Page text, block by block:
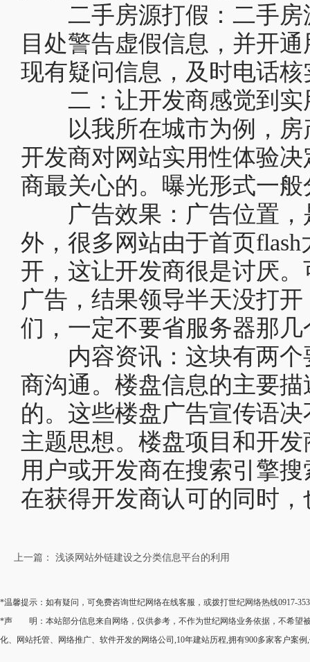
二手房源打假：二手房
目处警告虚假信息，并开
现有疑问信息，及时电话
二：让开发商感觉到实
以我所在城市为例，房
开发商对网站实用性体验
商最关心的。曝光形式一
广告效果：广告位置，
外，很多网站由于首页
开，这让开发商很是讨厌
广告，结果领导半天没打
们，一定不要省服务器那
内容资讯：这块有两个
商沟通。楼盘信息的主要
的。这些楼盘广告宣传语
主题思想。楼盘项目和开
用户或开发商在搜索引擎
在获得开发商认可的同时
上一篇： 浅谈网站外链建设之分类信息平台的利用
*温馨提示：如有疑问，可免费咨询世纪网络在线客服，或拨打世纪网络热线0917-
*声 明：本站部分信息来自网络，仅供参考，不作为世纪网络业务依据，不希望被
化、网站托管、网络推广、软件开发的网络公司,10年建站历程,拥有900多家客户案例